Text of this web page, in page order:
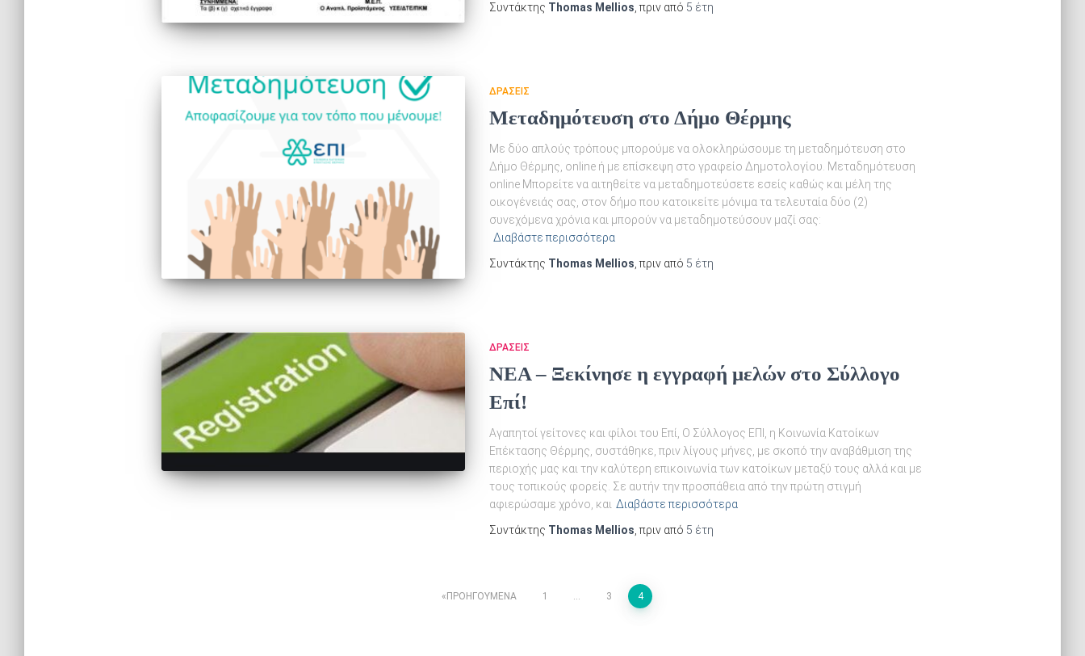
Συντάκτης Thomas Mellios , πριν από 5 έτη
ΔΡΆΣΕΙΣ
Μεταδημότευση στο Δήμο Θέρμης
Με δύο απλούς τρόπους μπορούμε να ολοκληρώσουμε τη μεταδημότευση στο
Δήμο Θέρμης, online ή με επίσκεψη στο γραφείο Δημοτολογίου. Μεταδημότευση
online Μπορείτε να αιτηθείτε να μεταδημοτεύσετε εσείς καθώς και μέλη της
οικογένειάς σας, στον δήμο που κατοικείτε μόνιμα τα τελευταία δύο (2)
συνεχόμενα χρόνια και μπορούν να μεταδημοτεύσουν μαζί σας:
Διαβάστε περισσότερα
Συντάκτης Thomas Mellios , πριν από 5 έτη
ΔΡΆΣΕΙΣ
NEA – Ξεκίνησε η εγγραφή μελών στο Σύλλογο
Επί!
Αγαπητοί γείτονες και φίλοι του Επί, Ο Σύλλογος ΕΠΙ, η Κοινωνία Κατοίκων
Επέκτασης Θέρμης, συστάθηκε, πριν λίγους μήνες, με σκοπό την αναβάθμιση της
περιοχής μας και την καλύτερη επικοινωνία των κατοίκων μεταξύ τους αλλά και με
τους τοπικούς φορείς. Σε αυτήν την προσπάθεια από την πρώτη στιγμή
αφιερώσαμε χρόνο, και Διαβάστε περισσότερα
Συντάκτης Thomas Mellios , πριν από 5 έτη
ΠΡΟΗΓΟΎΜΕΝΑ 1 3 4